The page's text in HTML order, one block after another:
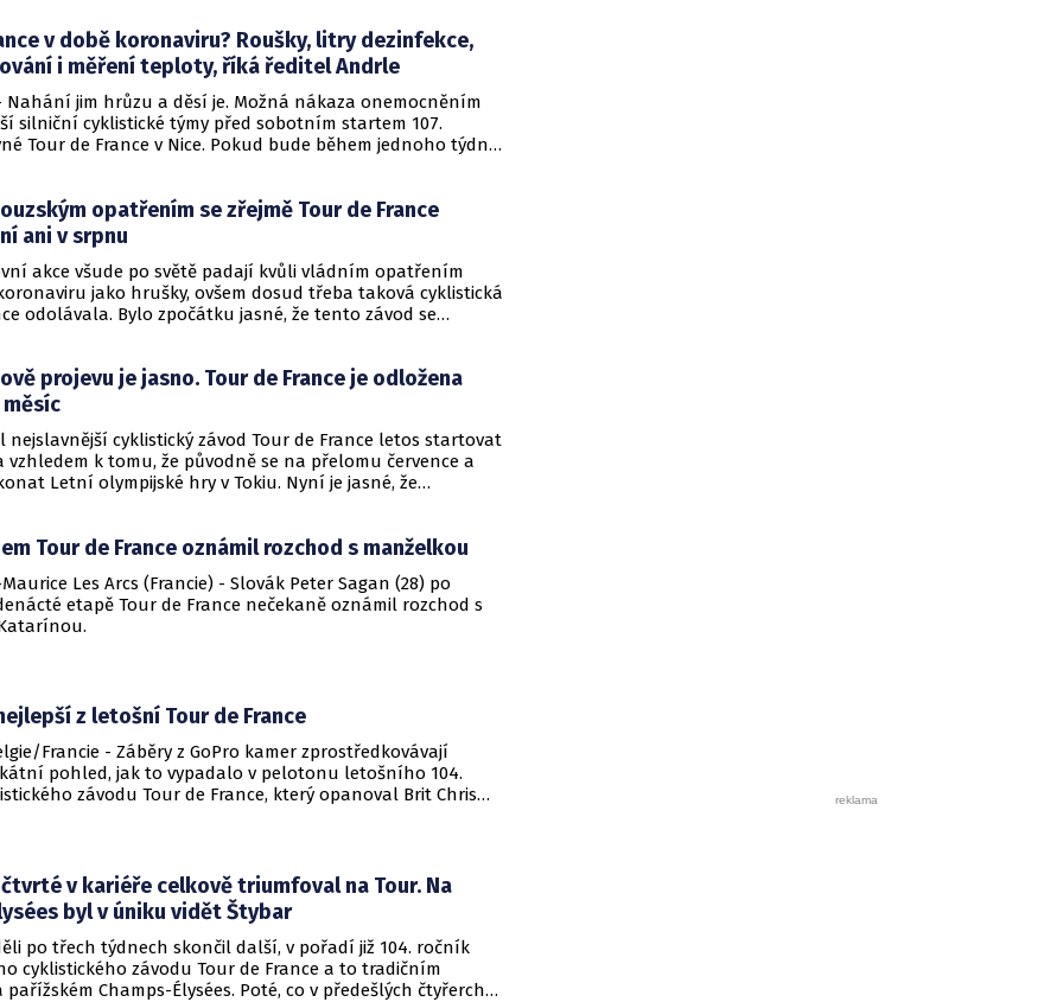
prostředí rodiny a přátel.
v době koronaviru? Roušky, litry dezinfekce,
i měření teploty, říká ředitel Andrle
– Nahání jim hrůzu a děsí je. Možná nákaza onemocněním
silniční cyklistické týmy před sobotním startem 107.
Tour de France v Nice. Pokud bude během jednoho týdne
který je jedním ze sportovních ředitelů týmu Israel Start-Up
stáj jede Tour de France poprvé v její historii a
by byl pro nás katastrofou. Proto hygienická opatření
do nejmenšího detailu, abychom riziko nákazy
říká pro EuroZprávy.cz René Andrle, jediný český
ve World Tour.
opatřením se zřejmě Tour de France
ani v srpnu
akce všude po světě padají kvůli vládním opatřením
jako hrušky, ovšem dosud třeba taková cyklistická
odolávala. Bylo zpočátku jasné, že tento závod se
ovšem v úterý oznámil, že až do září je zakázano ve
velkých sportovních akcí s účastí více než 5000 osob.
zemi padá nejen možnost dohrát sezónu fotbalové ligy, ale
pořádání Tour de France. Pořadatelé tohoto závodu totiž
s diváckou účastí.
projevu je jasno. Tour de France je odložena
nejslavnější cyklistický závod Tour de France letos startovat
vzhledem k tomu, že původně se na přelomu července a
Letní olympijské hry v Tokiu. Nyní je jasné, že
Macron ve svém pondělním projevu totiž řekl, že
že ve Francii se budou moct sportovní akce s velkým
až v polovině července.
Tour de France oznámil rozchod s manželkou
Les Arcs (Francie) - Slovák Peter Sagan (28) po
etapě Tour de France nečekaně oznámil rozchod s
z letošní Tour de France
Francie - Záběry z GoPro kamer zprostředkovávají
pohled, jak to vypadalo v pelotonu letošního 104.
závodu Tour de France, který opanoval Brit Chris
v kariéře celkově triumfoval na Tour. Na
byl v úniku vidět Štybar
po třech týdnech skončil další, v pořadí již 104. ročník
cyklistického závodu Tour de France a to tradičním
pařížském Champs-Élysées. Poté, co v předešlých čtyřerch